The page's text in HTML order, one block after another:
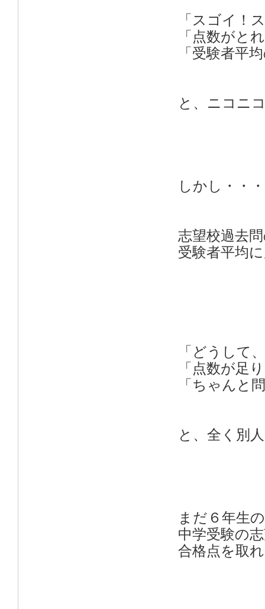
「スゴイ！
「点数がと
「受験者平
と、ニコニ
しかし・・・
志望校過去
受験者平均
「どうして
「点数が足
「ちゃんと
と、全く別
まだ６年生
中学受験の
合格点を取